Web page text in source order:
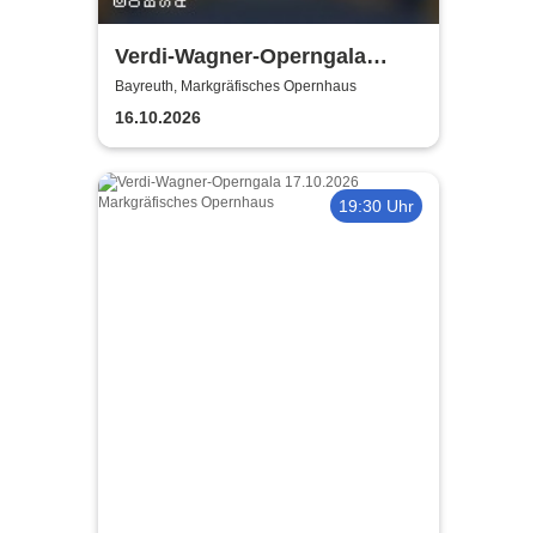
Verdi-Wagner-Operngala
(Zusatzkonzert) - präsentiert
von Opera Classica Europa
Bayreuth, Markgräfisches Opernhaus
16.10.2026
19:30 Uhr